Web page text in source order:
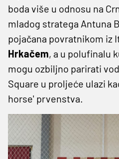
boda više u odnosu na
mladog stratega Antuna
pojačana povratnikom iz
Hrkačem, a u polufinalu
mogu ozbiljno parirati
Square u proljeće ulazi
horse' prvenstva.